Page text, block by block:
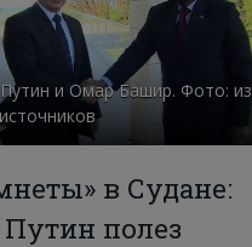
и Омар Башир. Фото: из
в Судане:
полез